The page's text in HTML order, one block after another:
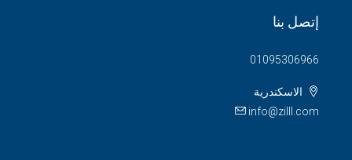
إتصل بنا
01095306966
الاسكندرية
info@zilll.com